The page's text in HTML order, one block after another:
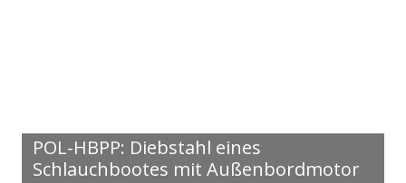
POL-HBPP: Diebstahl eines
Schlauchbootes mit Außenbordmotor